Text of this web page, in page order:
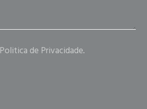
Politica de Privacidade.